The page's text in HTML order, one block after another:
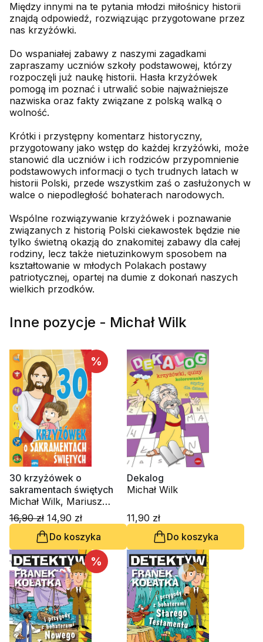
Między innymi na te pytania młodzi miłośnicy historii
znajdą odpowiedź, rozwiązując przygotowane przez
nas krzyżówki.
Do wspaniałej zabawy z naszymi zagadkami
zapraszamy uczniów szkoły podstawowej, którzy
rozpoczęli już naukę historii. Hasła krzyżówek
pomogą im poznać i utrwalić sobie najważniejsze
nazwiska oraz fakty związane z polską walką o
wolność.
Krótki i przystępny komentarz historyczny,
przygotowany jako wstęp do każdej krzyżówki, może
stanowić dla uczniów i ich rodziców przypomnienie
podstawowych informacji o tych trudnych latach w
historii Polski, przede wszystkim zaś o zasłużonych w
walce o niepodległość bohaterach narodowych.
Wspólne rozwiązywanie krzyżówek i poznawanie
związanych z historią Polski ciekawostek będzie nie
tylko świetną okazją do znakomitej zabawy dla całej
rodziny, lecz także nietuzinkowym sposobem na
kształtowanie w młodych Polakach postawy
patriotycznej, opartej na dumie z dokonań naszych
wielkich przodków.
Inne pozycje - Michał Wilk
%
30 krzyżówek o
sakramentach świętych
Michał Wilk, Mariusz
Dziedziniewicz
16,90 zł 14,90 zł
Do koszyka
Dekalog
Michał Wilk
11,90 zł
Do koszyka
%